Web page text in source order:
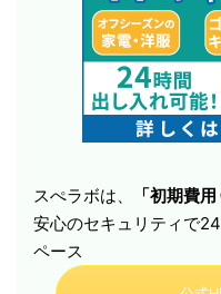
スぺラボは、
「初期費用
安心のセキュリティで
ペース